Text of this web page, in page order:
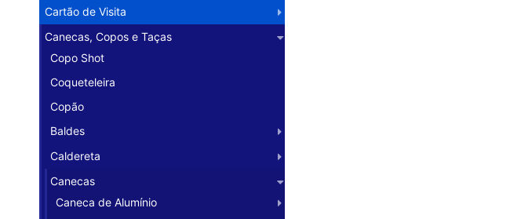
Cartão de Visita
Canecas, Copos e Taças
Copo Shot
Coqueteleira
Copão
Baldes
Caldereta
Canecas
Caneca de Alumínio